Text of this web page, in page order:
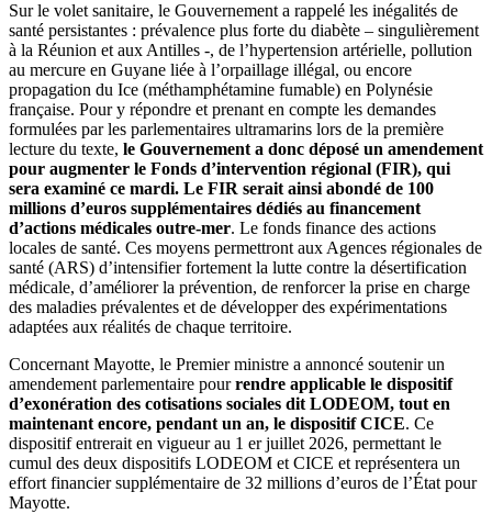
Sur le volet sanitaire, le Gouvernement a rappelé les inégalités de
santé persistantes : prévalence plus forte du diabète – singulièrement
à la Réunion et aux Antilles -, de l’hypertension artérielle, pollution
au mercure en Guyane liée à l’orpaillage illégal, ou encore
propagation du Ice (méthamphétamine fumable) en Polynésie
française. Pour y répondre et prenant en compte les demandes
formulées par les parlementaires ultramarins lors de la première
lecture du texte, le Gouvernement a donc déposé un amendement
pour augmenter le Fonds d’intervention régional (FIR), qui
sera examiné ce mardi. Le FIR serait ainsi abondé de 100
millions d’euros supplémentaires dédiés au financement
d’actions médicales outre-mer. Le fonds finance des actions
locales de santé. Ces moyens permettront aux Agences régionales de
santé (ARS) d’intensifier fortement la lutte contre la désertification
médicale, d’améliorer la prévention, de renforcer la prise en charge
des maladies prévalentes et de développer des expérimentations
adaptées aux réalités de chaque territoire.
Concernant Mayotte, le Premier ministre a annoncé soutenir un
amendement parlementaire pourrendre applicable le dispositif
d’exonération des cotisations sociales dit LODEOM, tout en
maintenant encore, pendant un an, le dispositif CICE. Ce
dispositif entrerait en vigueur au 1 er juillet 2026, permettant le
cumul des deux dispositifs LODEOM et CICE et représentera un
effort financier supplémentaire de 32 millions d’euros de l’État pour
Mayotte.